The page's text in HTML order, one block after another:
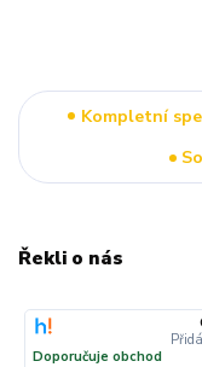
Kompletní
Řekli o nás
Doporučuje obchod